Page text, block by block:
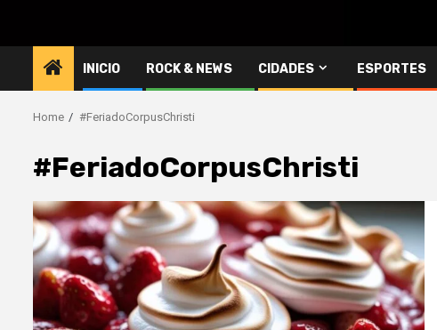
INICIO ROCK & NEWS CIDADES ESPORTES
Home #FeriadoCorpusChristi
#FeriadoCorpusChristi